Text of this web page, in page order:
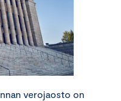
verojaosto on